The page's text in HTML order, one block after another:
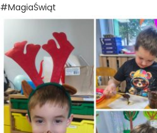
#MagiaŚwiąt